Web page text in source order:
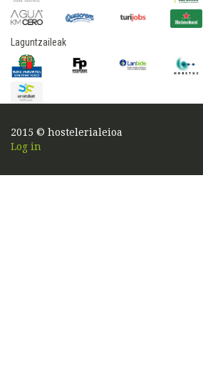
Laguntzaileak
2015 © hostelerialeioa
Log in